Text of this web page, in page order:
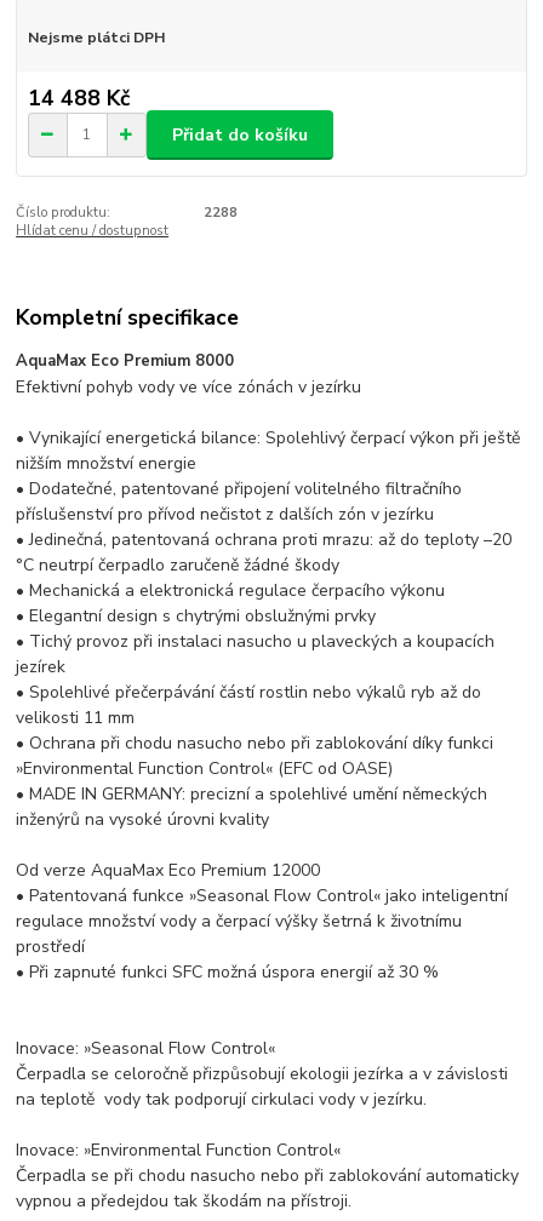
Nejsme plátci DPH
14 488 Kč
Přidat do košíku
Číslo produktu:
2288
Hlídat cenu / dostupnost
Kompletní specifikace
AquaMax Eco Premium 8000
Efektivní pohyb vody ve více zónách v jezírku
• Vynikající energetická bilance: Spolehlivý čerpací výkon při ještě
nižším množství energie
• Dodatečné, patentované připojení volitelného filtračního
příslušenství pro přívod nečistot z dalších zón v jezírku
• Jedinečná, patentovaná ochrana proti mrazu: až do teploty –20
°C neutrpí čerpadlo zaručeně žádné škody
• Mechanická a elektronická regulace čerpacího výkonu
• Elegantní design s chytrými obslužnými prvky
• Tichý provoz při instalaci nasucho u plaveckých a koupacích
jezírek
• Spolehlivé přečerpávání částí rostlin nebo výkalů ryb až do
velikosti 11 mm
• Ochrana při chodu nasucho nebo při zablokování díky funkci
»Environmental Function Control« (EFC od OASE)
• MADE IN GERMANY: precizní a spolehlivé umění německých
inženýrů na vysoké úrovni kvality
Od verze AquaMax Eco Premium 12000
• Patentovaná funkce »Seasonal Flow Control« jako inteligentní
regulace množství vody a čerpací výšky šetrná k životnímu
prostředí
• Při zapnuté funkci SFC možná úspora energií až 30 %
Inovace: »Seasonal Flow Control«
Čerpadla se celoročně přizpůsobují ekologii jezírka a v závislosti
na teplotě vody tak podporují cirkulaci vody v jezírku.
Inovace: »Environmental Function Control«
Čerpadla se při chodu nasucho nebo při zablokování automaticky
vypnou a předejdou tak škodám na přístroji.